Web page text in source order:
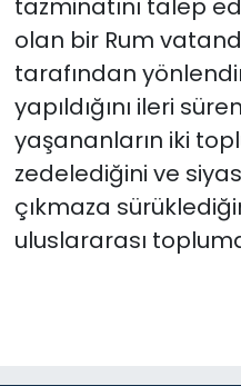
tazminatını talep
olan bir Rum
tarafından
yapıldığını ileri
yaşananların iki
zedelediğini ve
çıkmaza
uluslararası